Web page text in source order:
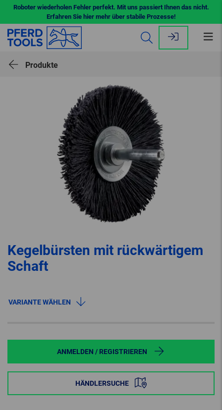
Roboter wiederholen Fehler perfekt. Mit uns passiert Ihnen das nicht.
Erfahren Sie hier mehr über stabile Prozesse!
Produkte
Kegelbürsten mit rückwärtigem
Schaft
VARIANTE WÄHLEN
ANMELDEN / REGISTRIEREN
HÄNDLERSUCHE